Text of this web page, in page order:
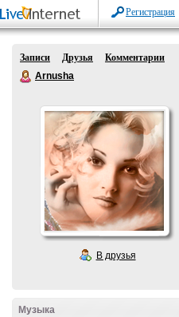
Регистрация
Записи Друзья
Комментарии
Arnusha
В друзья
Музыка